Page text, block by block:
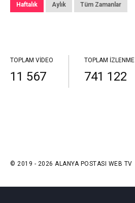
Haftalık Aylık Tüm Zamanlar
TOPLAM VIDEO
11 567
TOPLAM İZLENME
741 122
© 2019 - 2026 ALANYA POSTASI WEB TV